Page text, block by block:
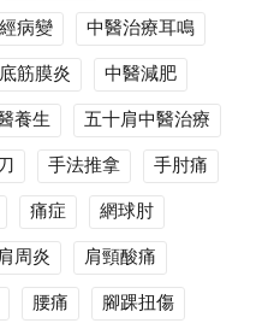
病變
中醫治療耳鳴
筋膜炎
中醫減肥
養生
五十肩中醫治療
手法推拿
手肘痛
痛症
網球肘
周炎
肩頸酸痛
腰痛
腳踝扭傷